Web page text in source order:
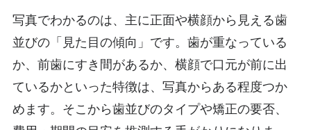
写真でわかるのは、主に正面や横顔から見える歯
並びの「見た目の傾向」です。歯が重なっている
か、前歯にすき間があるか、横顔で口元が前に出
ているかといった特徴は、写真からある程度つか
めます。そこから歯並びのタイプや矯正の要否、